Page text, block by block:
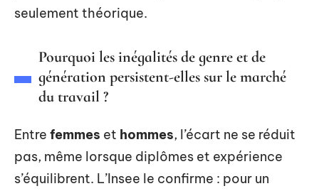
seulement théorique.
Pourquoi les inégalités de genre et de
génération persistent-elles sur le marché
du travail ?
Entre femmes et hommes, l’écart ne se réduit
pas, même lorsque diplômes et expérience
s’équilibrent. L’Insee le confirme : pour un